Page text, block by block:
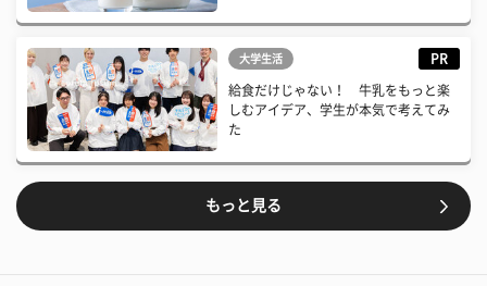
大学生活 PR
給食だけじゃない！ 牛乳をもっと楽
しむアイデア、学生が本気で考えてみ
た
もっと見る